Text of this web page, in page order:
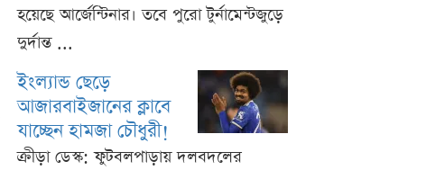
হয়েছে আর্জেন্টিনার। তবে পুরো টুর্নামেন্টজুড়ে
দুর্দান্ত ...
ইংল্যান্ড ছেড়ে
আজারবাইজানের ক্লাবে
যাচ্ছেন হামজা চৌধুরী!
ক্রীড়া ডেস্ক: ফুটবলপাড়ায় দলবদলের